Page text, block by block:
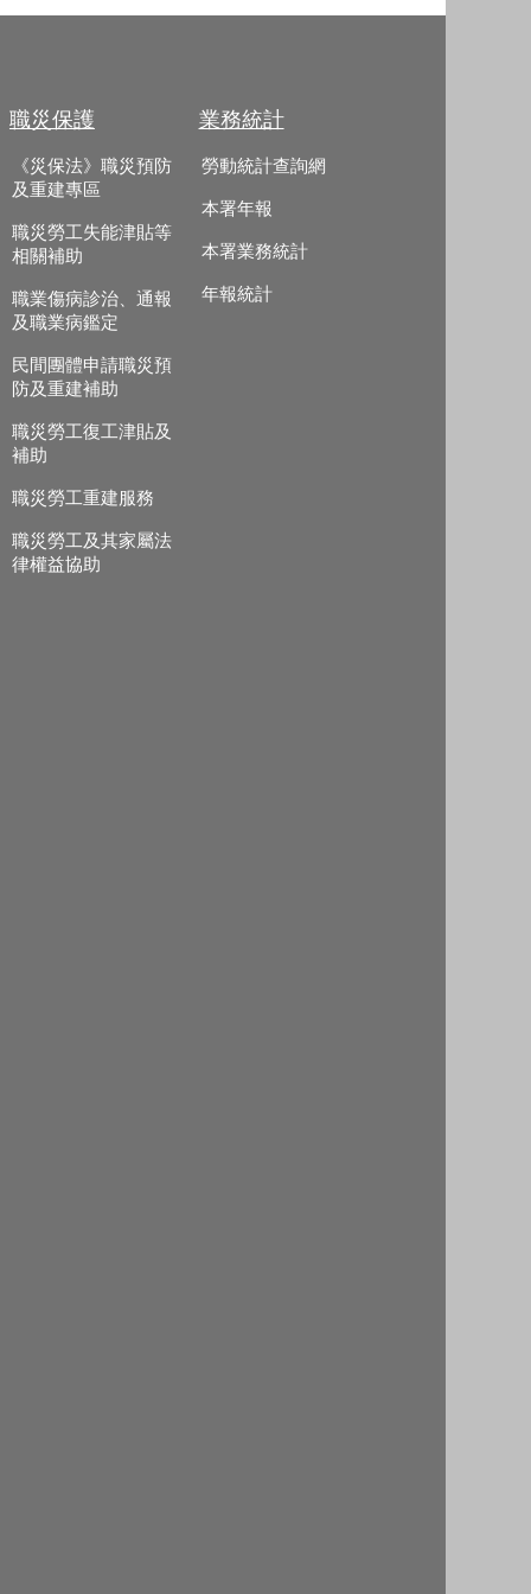
職災保護
《災保法》職災預防
及重建專區
職災勞工失能津貼等
相關補助
職業傷病診治、通報
及職業病鑑定
民間團體申請職災預
防及重建補助
職災勞工復工津貼及
補助
職災勞工重建服務
職災勞工及其家屬法
律權益協助
業務統計
勞動統計查詢網
本署年報
本署業務統計
年報統計